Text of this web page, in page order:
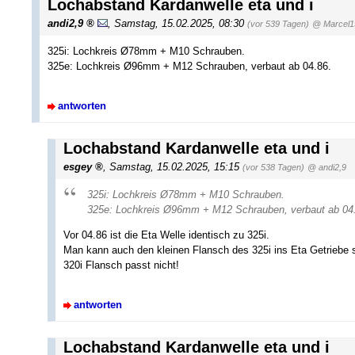
Lochabstand Kardanwelle eta und i
andi2,9 Samstag, 15.02.2025, 08:30 (vor 539 Tagen) @
325i: Lochkreis Ø78mm + M10 Schrauben.
325e: Lochkreis Ø96mm + M12 Schrauben, verbaut ab 04.86.
antworten
Lochabstand Kardanwelle eta und i
esgey , Samstag, 15.02.2025, 15:15 (vor 538 Tagen) @ andi2,9
325i: Lochkreis Ø78mm + M10 Schrauben.
325e: Lochkreis Ø96mm + M12 Schrauben, verbaut ab
Vor 04.86 ist die Eta Welle identisch zu 325i.
Man kann auch den kleinen Flansch des 325i ins Eta Getriebe
320i Flansch passt nicht!
antworten
Lochabstand Kardanwelle eta und i